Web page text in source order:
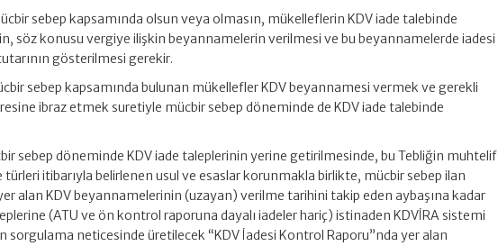
sebep kapsamında olsun veya olmasın, mükelleflerin KDV iade talebinde
söz konusu vergiye ilişkin beyannamelerin verilmesi ve bu beyannamelerde iadesi
gösterilmesi gerekir.
sebep kapsamında bulunan mükellefler KDV beyannamesi vermek ve gerekli
ibraz etmek suretiyle mücbir sebep döneminde de KDV iade talebinde
sebep döneminde KDV iade taleplerinin yerine getirilmesinde, bu Tebliğin muhtelif
türleri itibarıyla belirlenen usul ve esaslar korunmakla birlikte, mücbir sebep ilan
alan KDV beyannamelerinin (uzayan) verilme tarihini takip eden aybaşına kadar
(ATU ve ön kontrol raporuna dayalı iadeler hariç) istinaden KDVİRA sistemi
sorgulama neticesinde üretilecek “KDV İadesi Kontrol Raporu”nda yer alan